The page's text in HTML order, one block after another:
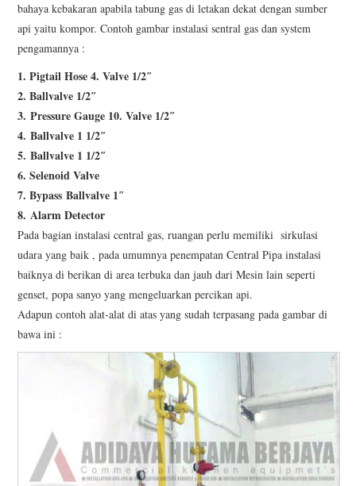
bahaya kebakaran apabila tabung gas di letakan dekat dengan sumber
api yaitu kompor. Contoh gambar instalasi sentral gas dan system
pengamannya :
1.Pigtail Hose 4. Valve 1/2″
2. Ballvalve 1/2″
3.Pressure Gauge 10. Valve 1/2″
4.Ballvalve 1 1/2″
5.Ballvalve 1 1/2″
6. Selenoid Valve
7. BypassBallvalve 1″
8.Alarm Detector
Pada bagian instalasi central gas, ruangan perlu memiliki sirkulasi
udara yang baik , pada umumnya penempatan Central Pipa instalasi
baiknya di berikan di area terbuka dan jauh dari Mesin lain seperti
genset, popa sanyo yang mengeluarkan percikan api.
Adapun contoh alat-alat di atas yang sudah terpasang pada gambar di
bawa ini :